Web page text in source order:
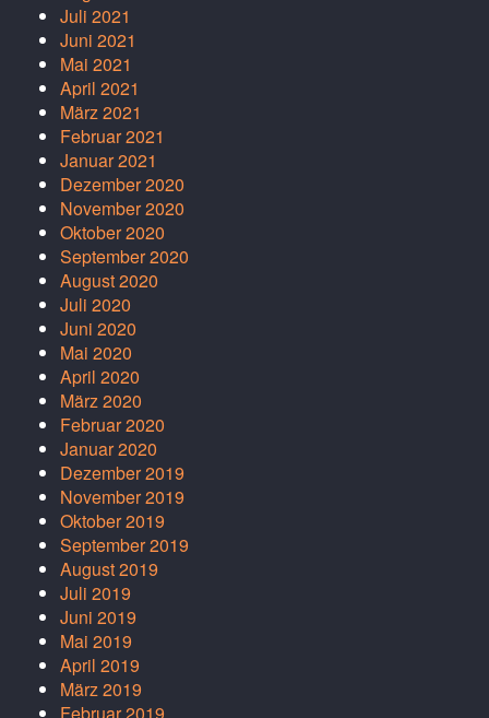
Juli 2021
Juni 2021
Mai 2021
April 2021
März 2021
Februar 2021
Januar 2021
Dezember 2020
November 2020
Oktober 2020
September 2020
August 2020
Juli 2020
Juni 2020
Mai 2020
April 2020
März 2020
Februar 2020
Januar 2020
Dezember 2019
November 2019
Oktober 2019
September 2019
August 2019
Juli 2019
Juni 2019
Mai 2019
April 2019
März 2019